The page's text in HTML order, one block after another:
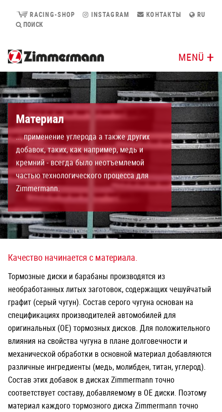
RACING-SHOP INSTAGRAM КОНТАКТЫ
RU
ПОИСК
MENÜ
Материал
... применение углерода а также других
добавок, таких, как например, медь и
кремний - всегда было неотъемлемой
частью технологического процесса для
Zimmermann.
Качество начинается с материала.
Тормозные диски и барабаны производятся из
необработанных литых заготовок, содержащих чешуйчатый
графит (серый чугун). Состав серого чугуна основан на
спецификациях производителей автомобилей для
оригинальных (OE) тормозных дисков. Для положительного
влияния на свойства чугуна в плане долговечности и
механической обработки в основной материал добавляются
различные ингредиенты (медь, молибден, титан, углерод).
Состав этих добавок в дисках Zimmermann точно
соответствует составу, добавляемому в OE диски. Поэтому
материал каждого тормозного диска Zimmermann точно